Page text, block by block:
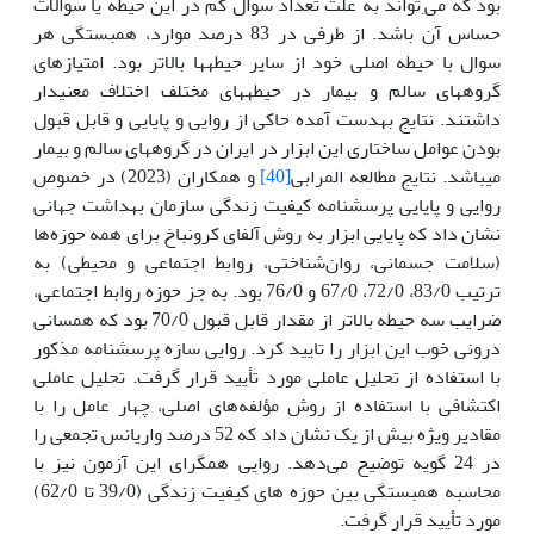
.
حساس آن باشد. از طرفی در 83 درصد موارد، همبستگی هر
سوال با حیطه اصلی خود از سایر حیطه­ها بالاتر بود. امتیازهای
گروه­های سالم و بیمار در حیطه­های مختلف اختلاف معنی­دار
داشتند. نتایج به­دست آمده حاکی از روایی و پایایی و قابل قبول
بودن عوامل ساختاری این ابزار در ایران در گروه­های سالم و بیمار
می­باشد. نتایج مطالعه المرابی[40]
و همکاران (2023) در خصوص
روایی و پایایی پرسشنامه کیفیت زندگی سازمان بهداشت جهانی
نشان داد که پایایی ابزار به روش آلفای کرونباخ برای همه حوزه‌ها
(سلامت جسمانی، روان‌شناختی، روابط اجتماعی و محیطی) به
ترتیب 83/0، 72/0، 67/0 و 76/0 بود. به جز حوزه روابط اجتماعی،
ضرایب سه حیطه بالاتر از مقدار قابل قبول 70/0 بود که همسانی
درونی خوب این ابزار را تایید کرد. روایی سازه پرسشنامه مذکور
با استفاده از تحلیل عاملی مورد تأیید قرار گرفت. تحلیل عاملی
اکتشافی با استفاده از روش مؤلفه‌های اصلی، چهار عامل را با
مقادیر ویژه بیش از یک نشان داد که 52 درصد واریانس تجمعی را
در 24 گویه توضیح می‌دهد. روایی همگرای این آزمون نیز با
محاسبه همبستگی بین حوزه های کیفیت زندگی (39/0 تا 62/0)
مورد تأیید قرار گرفت.